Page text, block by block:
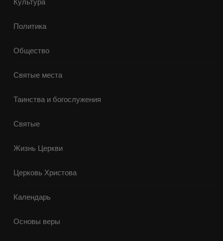
Культура
Политика
Общество
Святые места
Таинства и богослужения
Святые
Жизнь Церкви
Церковь Христова
Календарь
Основы веры